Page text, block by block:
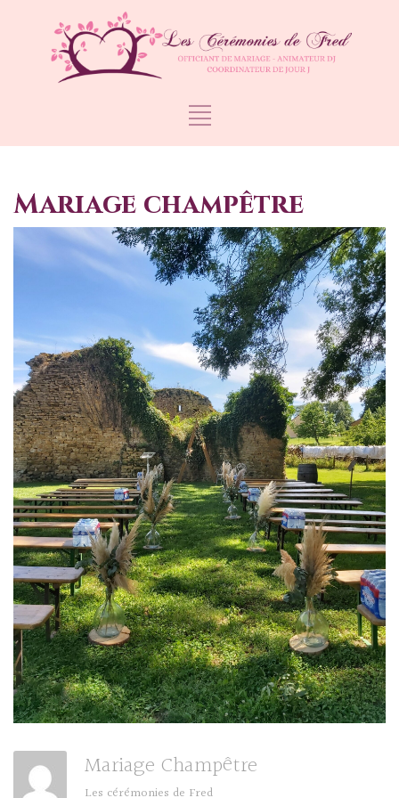
Mariage champêtre
Mariage Champêtre
Les cérémonies de Fred